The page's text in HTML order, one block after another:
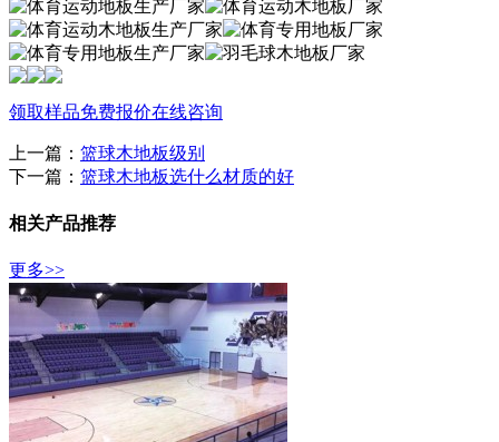
领取样品免费报价在线咨询
上一篇： 篮球木地板级别
下一篇： 篮球木地板选什么材质的好
相关产品推荐
更多>>